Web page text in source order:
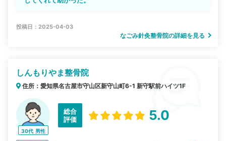
投稿日：2025-04-03
なごみ針灸整骨院の詳細を見る
しんもりやま整骨院
住所：愛知県名古屋市守山区新守山町6-1 新守駅前ハイツ1F
30代 男性
総合
評価
5.0